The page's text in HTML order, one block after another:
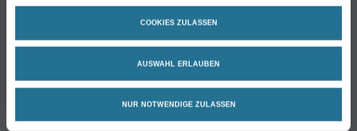
COOKIES ZULASSEN
AUSWAHL ERLAUBEN
NUR NOTWENDIGE ZULASSEN
Wand- & Deckenbeläge